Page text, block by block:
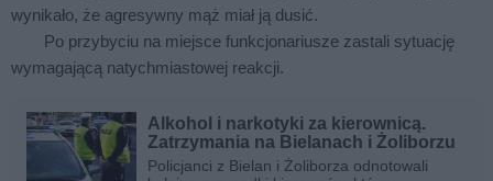
wynikało, że agresywny mąż miał ją dusić.
Po przybyciu na miejsce funkcjonariusze zastali sytuację
wymagającą natychmiastowej reakcji.
Alkohol i narkotyki za kierownicą.
Zatrzymania na Bielanach i Żoliborzu
Policjanci z Bielan i Żoliborza odnotowali